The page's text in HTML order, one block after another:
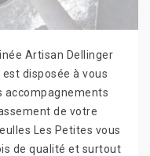
Artisan Dellinger
disposée à vous
accompagnements
de votre
Les Petites vous
de qualité et surtout